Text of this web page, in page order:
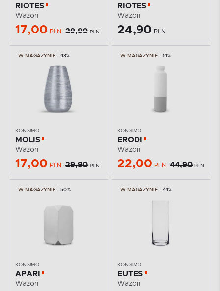
RIOTES
Wazon
17,00 PLN 29,90 PLN
RIOTES
Wazon
24,90 PLN
W MAGAZYNIE -43%
KONSIMO
MOLIS
Wazon
17,00 PLN 29,90 PLN
W MAGAZYNIE -51%
KONSIMO
ERODI
Wazon
22,00 PLN 44,90 PLN
W MAGAZYNIE -50%
KONSIMO
APARI
Wazon
W MAGAZYNIE -44%
KONSIMO
EUTES
Wazon